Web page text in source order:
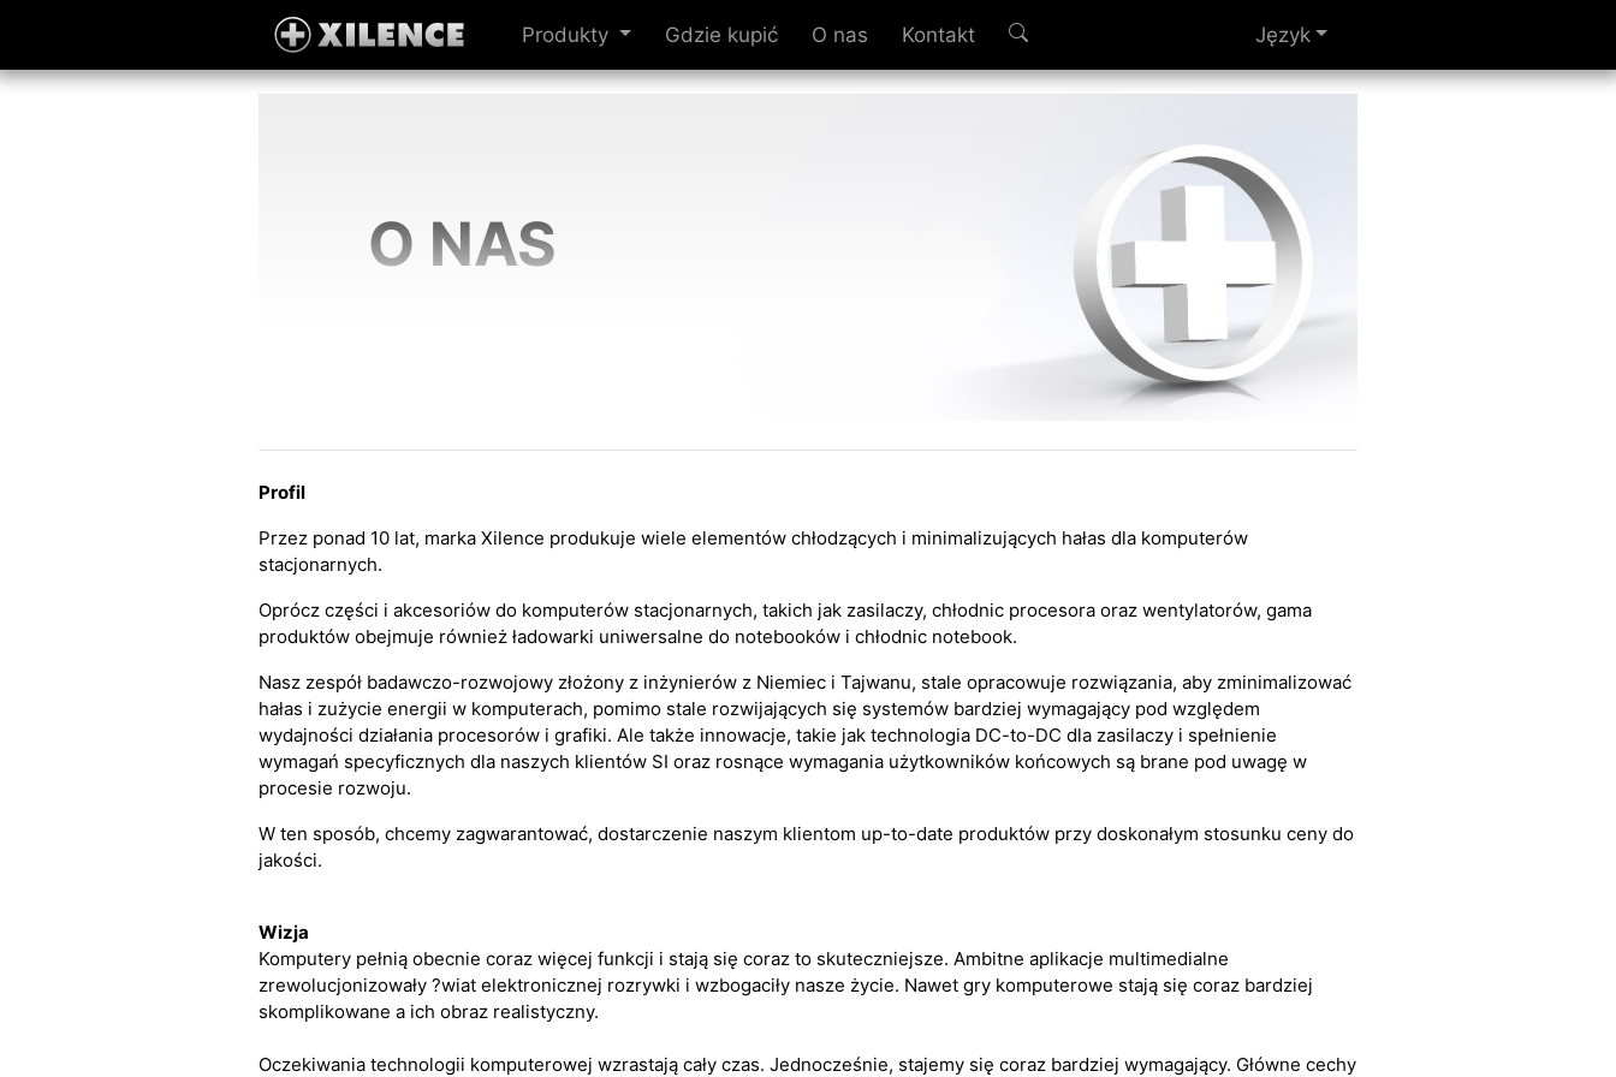
Produkty Gdzie kupić O nas Kontakt Język
O NAS
Profil
Przez ponad 10 lat, marka Xilence produkuje wiele elementów chłodzących i minimalizujących hałas dla komputerów
stacjonarnych.
Oprócz części i akcesoriów do komputerów stacjonarnych, takich jak zasilaczy, chłodnic procesora oraz wentylatorów, gama
produktów obejmuje również ładowarki uniwersalne do notebooków i chłodnic notebook.
Nasz zespół badawczo-rozwojowy złożony z inżynierów z Niemiec i Tajwanu, stale opracowuje rozwiązania, aby zminimalizować
hałas i zużycie energii w komputerach, pomimo stale rozwijających się systemów bardziej wymagający pod względem
wydajności działania procesorów i grafiki. Ale także innowacje, takie jak technologia DC-to-DC dla zasilaczy i spełnienie
wymagań specyficznych dla naszych klientów SI oraz rosnące wymagania użytkowników końcowych są brane pod uwagę w
procesie rozwoju.
W ten sposób, chcemy zagwarantować, dostarczenie naszym klientom up-to-date produktów przy doskonałym stosunku ceny do
jakości.
Wizja
Komputery pełnią obecnie coraz więcej funkcji i stają się coraz to skuteczniejsze. Ambitne aplikacje multimedialne
zrewolucjonizowały ?wiat elektronicznej rozrywki i wzbogaciły nasze życie. Nawet gry komputerowe stają się coraz bardziej
skomplikowane a ich obraz realistyczny.
Oczekiwania technologii komputerowej wzrastają cały czas. Jednocześnie, stajemy się coraz bardziej wymagający. Główne cechy